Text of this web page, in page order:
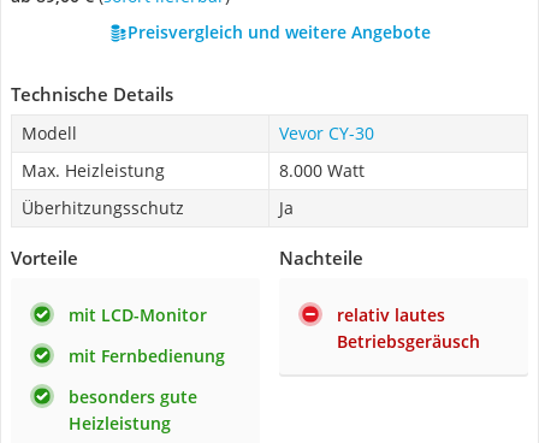
Preisvergleich und weitere Angebote
Technische Details
Modell
Vevor CY-30
Max. Heizleistung
8.000 Watt
Überhitzungsschutz
Ja
Vorteile
mit LCD-Monitor
mit Fernbedienung
besonders gute
Heizleistung
Nachteile
relativ lautes
Betriebsgeräusch